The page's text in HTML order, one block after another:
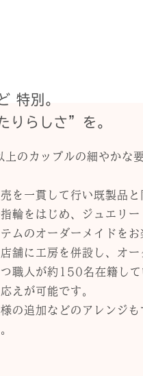
特別。
りらしさ”を。
のカップルの細やかな
を一貫して行い既製品と
輪をはじめ、ジュエリー
ムのオーダーメイドをお
舗に工房を併設し、オー
職人が約150名在籍して
えが可能です。
の追加などのアレンジも